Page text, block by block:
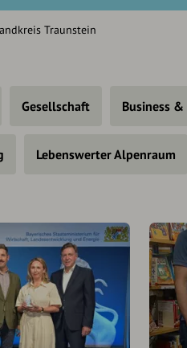
Traunstein
Gesellschaft Business
Lebenswerter Alpenraum